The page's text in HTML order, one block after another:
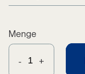
Menge
- +